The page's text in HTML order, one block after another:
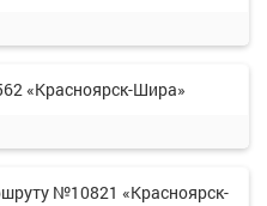
«Красноярск-Шира»
№10821 «Красноярск-